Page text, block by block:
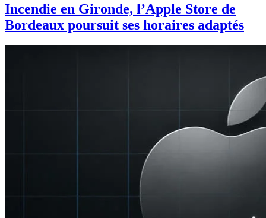
Incendie en Gironde, l’Apple Store de
Bordeaux poursuit ses horaires adaptés